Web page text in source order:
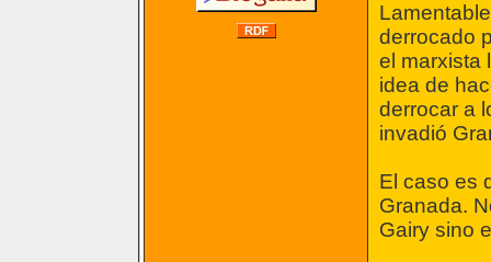
derrocado
el marxista
idea de
derrocar a
invadió
El caso es
Granada.
Gairy sino